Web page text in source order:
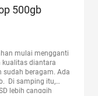
500gb
mulai mengganti
kualitas diantara
sudah beragam. Ada
Di samping itu,
lebih canggih